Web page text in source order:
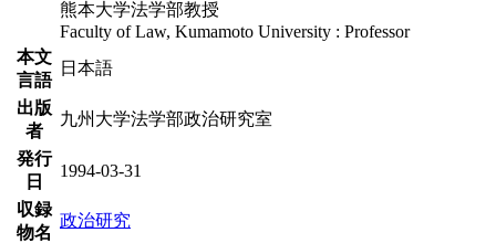
熊本大学法学部教授
Faculty of Law, Kumamoto University : Professor
本文
言語
日本語
出版
者
九州大学法学部政治研究室
発行
日
1994-03-31
収録
物名
政治研究